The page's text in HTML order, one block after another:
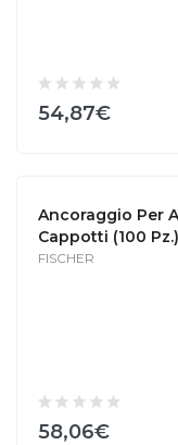
54,87€
Ancoraggio Per
Cappotti (100 Pz.)
FISCHER
58,06€